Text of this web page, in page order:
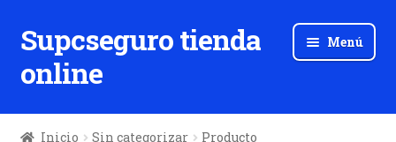
Ir
a
la
Ir
al
contenido
Supcseguro tienda
online
Menú
Inicio Sin categorizar Producto